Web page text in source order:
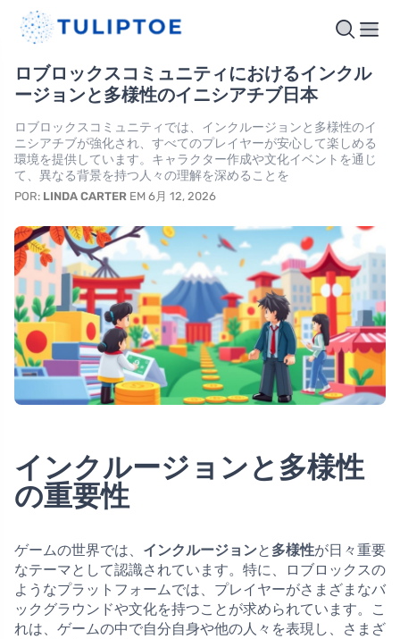
ロブロックスコミュニティにおけるインクル
ージョンと多様性のイニシアチブ日本
ロブロックスコミュニティでは、インクルージョンと多様性のイ
ニシアチブが強化され、すべてのプレイヤーが安心して楽しめる
環境を提供しています。キャラクター作成や文化イベントを通じ
て、異なる背景を持つ人々の理解を深めることを
POR: LINDA CARTER EM 6月 12, 2026
インクルージョンと多様性
の重要性
ゲームの世界では、 インクルージョンと 多様性が日々重要
なテーマとして認識されています。特に、ロブロックスの
ようなプラットフォームでは、プレイヤーがさまざまなバ
ックグラウンドや文化を持つことが求められています。こ
れは、ゲームの中で自分自身や他の人々を表現し、さまざ